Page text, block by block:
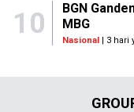
10
BGN
MBG
Nasional| 3 hari